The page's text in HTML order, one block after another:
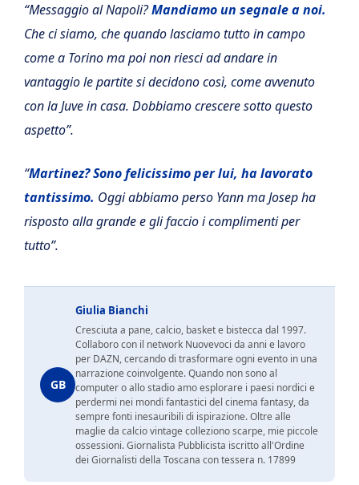
“Messaggio al Napoli?Mandiamo un segnale a noi.
Che ci siamo, che quando lasciamo tutto in campo
come a Torino ma poi non riesci ad andare in
vantaggio le partite si decidono così, come avvenuto
con la Juve in casa. Dobbiamo crescere sotto questo
aspetto”.
“Martinez? Sono felicissimo per lui, ha lavorato
tantissimo. Oggi abbiamo perso Yann ma Josep ha
risposto alla grande e gli faccio i complimenti per
tutto”.
GB
Giulia Bianchi
Cresciuta a pane, calcio, basket e bistecca dal 1997.
Collaboro con il network Nuovevoci da anni e lavoro
per DAZN, cercando di trasformare ogni evento in una
narrazione coinvolgente. Quando non sono al
computer o allo stadio amo esplorare i paesi nordici e
perdermi nei mondi fantastici del cinema fantasy, da
sempre fonti inesauribili di ispirazione. Oltre alle
maglie da calcio vintage colleziono scarpe, mie piccole
ossessioni. Giornalista Pubblicista iscritto all'Ordine
dei Giornalisti della Toscana con tessera n. 17899